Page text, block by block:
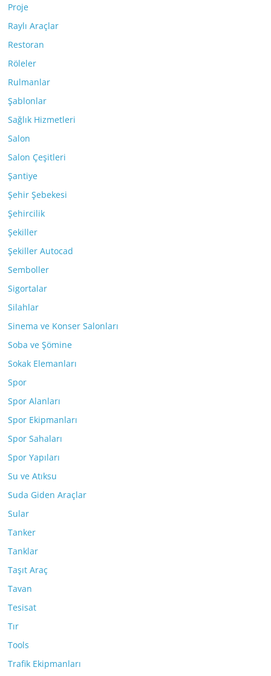
Proje
Raylı Araçlar
Restoran
Röleler
Rulmanlar
Şablonlar
Sağlık Hizmetleri
Salon
Salon Çeşitleri
Şantiye
Şehir Şebekesi
Şehircilik
Şekiller
Şekiller Autocad
Semboller
Sigortalar
Silahlar
Sinema ve Konser Salonları
Soba ve Şömine
Sokak Elemanları
Spor
Spor Alanları
Spor Ekipmanları
Spor Sahaları
Spor Yapıları
Su ve Atıksu
Suda Giden Araçlar
Sular
Tanker
Tanklar
Taşıt Araç
Tavan
Tesisat
Tır
Tools
Trafik Ekipmanları